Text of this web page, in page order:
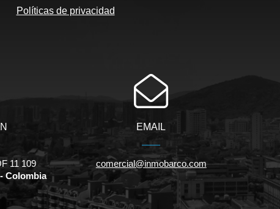
Políticas de privacidad
11 109
Colombia
EMAIL
comercial@inmobarco.com